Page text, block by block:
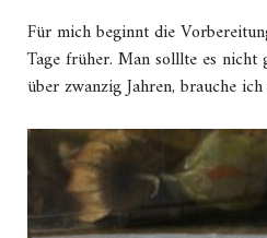
Für mich beginnt die
Tage früher. Man solllte es nicht
über zwanzig Jahren, brauche